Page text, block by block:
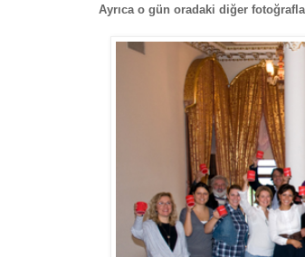
Ayrıca o gün oradaki diğer